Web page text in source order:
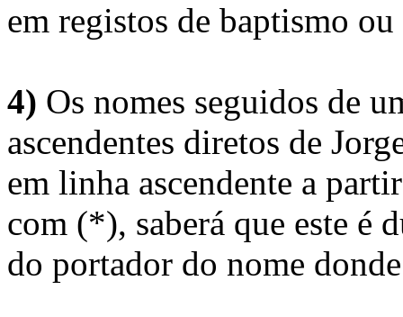
em registos de baptismo
4) Os nomes seguidos de
ascendentes diretos de
em linha ascendente a
com (*), saberá que este é
do portador do nome